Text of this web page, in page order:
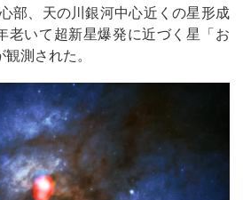
部、天の川銀河中心近くの星形成
老いて超新星爆発に近づく星「お
測された。